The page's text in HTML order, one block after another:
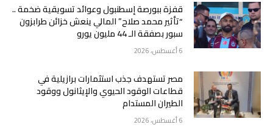
قفزة ببورصة إسطنبول وعوائد تسويقية ضخمة ..
“تأثير محمد صلاح” المالي ينعش خزائن طرابزون
سبور بصفقة الـ 44 مليون يورو
6 أغسطس، 2026
مصر تستهدف جذب استثمارات برازيلية في
قطاعات الوقود الحيوي والإيثانول ووقود
الطيران المستدام
6 أغسطس، 2026